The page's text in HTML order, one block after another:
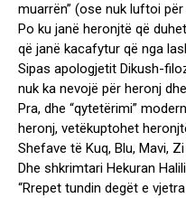
muarrën” (ose nuk luftoi për
Po ku janë heronjtë që
që janë kacafytur që nga
Sipas apologjetit Dikush-
nuk ka nevojë për heronj
Pra, dhe “qytetërimi”
heronj, vetëkuptohet
Shefave të Kuq, Blu, Mavi,
Dhe shkrimtari Hekuran
“Rrepet tundin degët e